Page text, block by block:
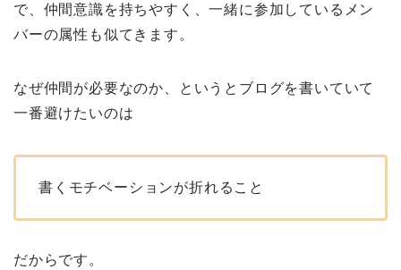
で、仲間意識を持ちやすく、一緒に参加しているメン
バーの属性も似てきます。
なぜ仲間が必要なのか、というとブログを書いていて
一番避けたいのは
書くモチベーションが折れること
だからです。